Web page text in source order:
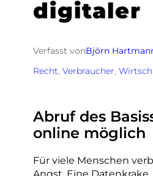
digitaler
Verfasst vonBjörn
Recht, Verbraucher,
Abruf des
online möglich
Für viele Menschen